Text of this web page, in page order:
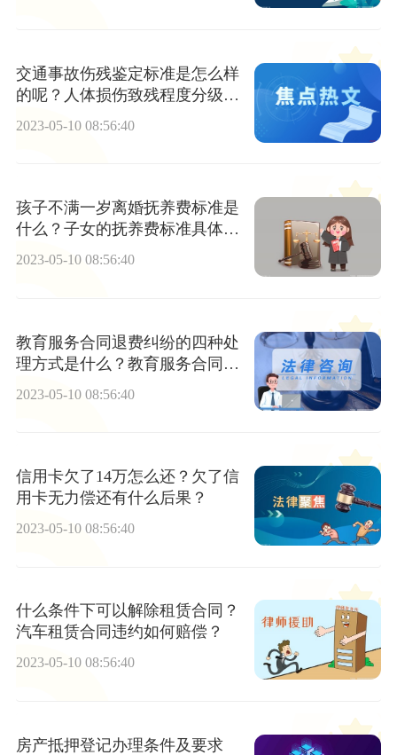
交通事故伤残鉴定标准是怎么样
的呢？人体损伤致残程度分级都
2023-05-10 08:56:40
孩子不满一岁离婚抚养费标准是
什么？子女的抚养费标准具体数
额如何确定？
2023-05-10 08:56:40
教育服务合同退费纠纷的四种处
理方式是什么？教育服务合同退
2023-05-10 08:56:40
信用卡欠了14万怎么还？欠了信
用卡无力偿还有什么后果？
2023-05-10 08:56:40
什么条件下可以解除租赁合同？
汽车租赁合同违约如何赔偿？
2023-05-10 08:56:40
房产抵押登记办理条件及要求